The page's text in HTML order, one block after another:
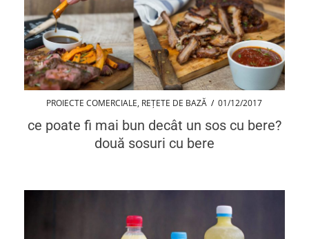
PROIECTE COMERCIALE, REȚETE DE BAZĂ / 01/12/2017
ce poate fi mai bun decât un sos cu bere?
două sosuri cu bere